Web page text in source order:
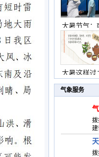
大暑节气：
大暑这样过：
气象服务
拨
拨